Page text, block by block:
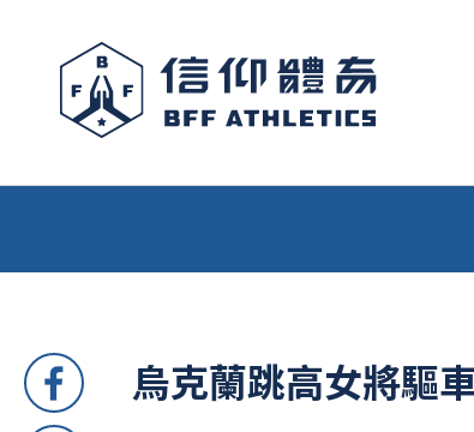
烏克蘭跳高女將驅